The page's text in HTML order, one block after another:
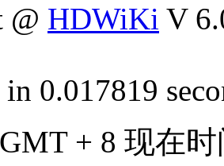
@ HDWiKi V
in 0.017819
+ 8 现在